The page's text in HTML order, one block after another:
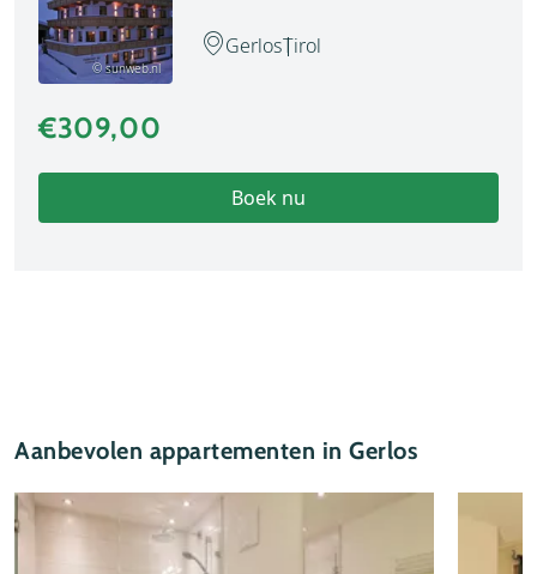
© sunweb.nl
GerlosTirol
€309,00
Boek nu
Aanbevolen appartementen in Gerlos